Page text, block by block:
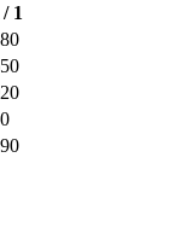
1